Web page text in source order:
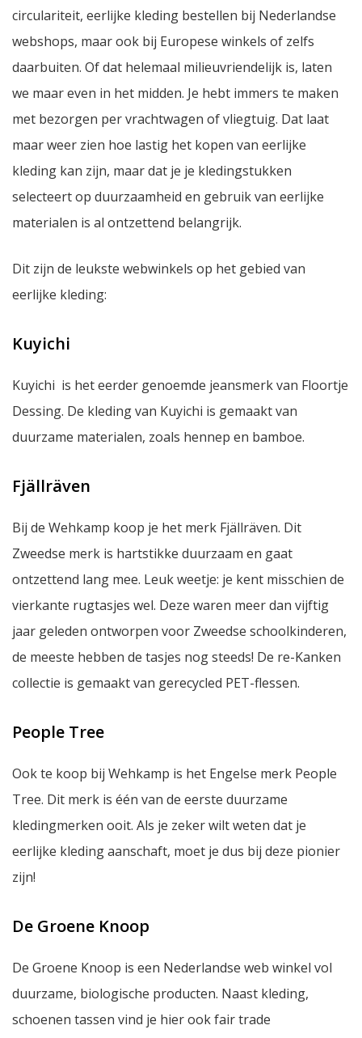
circulariteit, eerlijke kleding bestellen bij Nederlandse
webshops, maar ook bij Europese winkels of zelfs
daarbuiten. Of dat helemaal milieuvriendelijk is, laten
we maar even in het midden. Je hebt immers te maken
met bezorgen per vrachtwagen of vliegtuig. Dat laat
maar weer zien hoe lastig het kopen van eerlijke
kleding kan zijn, maar dat je je kledingstukken
selecteert op duurzaamheid en gebruik van eerlijke
materialen is al ontzettend belangrijk.
Dit zijn de leukste webwinkels op het gebied van
eerlijke kleding:
Kuyichi
Kuyichi is het eerder genoemde jeansmerk van Floortje
Dessing. De kleding van Kuyichi is gemaakt van
duurzame materialen, zoals hennep en bamboe.
Fjällräven
Bij de Wehkamp koop je het merk Fjällräven. Dit
Zweedse merk is hartstikke duurzaam en gaat
ontzettend lang mee. Leuk weetje: je kent misschien de
vierkante rugtasjes wel. Deze waren meer dan vijftig
jaar geleden ontworpen voor Zweedse schoolkinderen,
de meeste hebben de tasjes nog steeds! De re-Kanken
collectie is gemaakt van gerecycled PET-flessen.
People Tree
Ook te koop bij Wehkamp is het Engelse merk People
Tree. Dit merk is één van de eerste duurzame
kledingmerken ooit. Als je zeker wilt weten dat je
eerlijke kleding aanschaft, moet je dus bij deze pionier
zijn!
De Groene Knoop
De Groene Knoop is een Nederlandse web winkel vol
duurzame, biologische producten. Naast kleding,
schoenen tassen vind je hier ookfair trade